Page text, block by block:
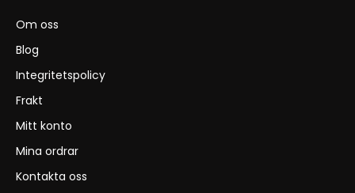
Om oss
Blog
Integritetspolicy
Frakt
Mitt konto
Mina ordrar
Kontakta oss